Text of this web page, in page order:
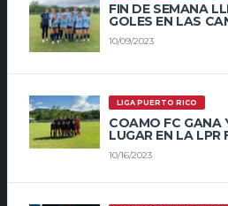
FIN DE SEMANA
GOLES EN LAS
10/09/2023
LIGA PUERTO RICO
COAMO FC GANA
LUGAR EN LA LPR
10/16/2023